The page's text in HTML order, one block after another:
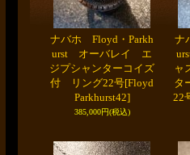
ナバホ Floyd・Parkh
urst オーバレイ エ
ジプシャンターコイズ
付 リング22号[Floyd
Parkhurst42]
385,000円(税込)
ナ
ャ
タ
22